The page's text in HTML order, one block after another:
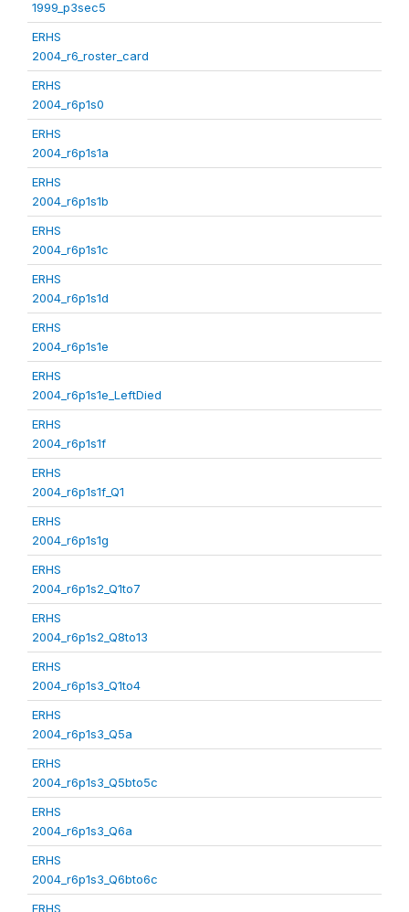
1999_p3sec5
ERHS
2004_r6_roster_card
ERHS
2004_r6p1s0
ERHS
2004_r6p1s1a
ERHS
2004_r6p1s1b
ERHS
2004_r6p1s1c
ERHS
2004_r6p1s1d
ERHS
2004_r6p1s1e
ERHS
2004_r6p1s1e_LeftDied
ERHS
2004_r6p1s1f
ERHS
2004_r6p1s1f_Q1
ERHS
2004_r6p1s1g
ERHS
2004_r6p1s2_Q1to7
ERHS
2004_r6p1s2_Q8to13
ERHS
2004_r6p1s3_Q1to4
ERHS
2004_r6p1s3_Q5a
ERHS
2004_r6p1s3_Q5bto5c
ERHS
2004_r6p1s3_Q6a
ERHS
2004_r6p1s3_Q6bto6c
ERHS